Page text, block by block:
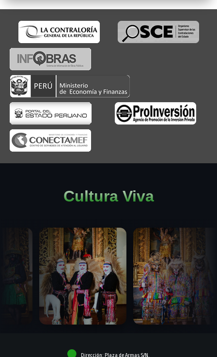
Cultura Viva
Dirección: Plaza de Armas S/N.